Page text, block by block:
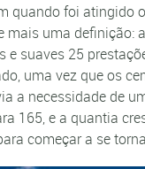
quando foi atingido
mais uma
e suaves 25
uma vez que os
a necessidade de
165, e a quantia
começar a se